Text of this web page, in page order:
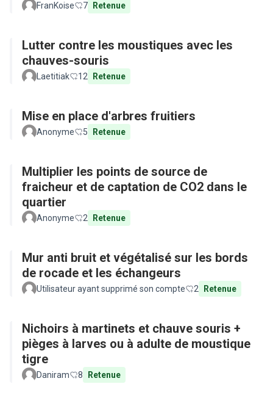
FranKoise 7 Retenue
Lutter contre les moustiques avec les
chauves-souris
Laetitiak 12 Retenue
Mise en place d'arbres fruitiers
Anonyme 5 Retenue
Multiplier les points de source de
fraicheur et de captation de CO2 dans le
quartier
Anonyme 2 Retenue
Mur anti bruit et végétalisé sur les bords
de rocade et les échangeurs
Utilisateur ayant supprimé son compte 2 Retenue
Nichoirs à martinets et chauve souris +
pièges à larves ou à adulte de moustique
tigre
Daniram 8 Retenue